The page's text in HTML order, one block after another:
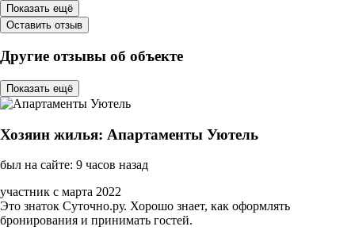
Показать ещё
Оставить отзыв
Другие отзывы об объекте
Показать ещё
Хозяин жилья: Апартаменты Уютель
был на сайте: 9 часов назад
участник с марта 2022
Это знаток Суточно.ру. Хорошо знает, как оформлять
бронирования и принимать гостей.